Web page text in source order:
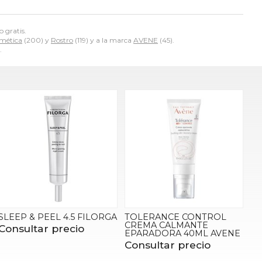
gratis.
(200) y Rostro (119) y a la marca AVENE (45).
& PEEL 4.5 FILORGA
precio
TOLERANCE CONTROL
CREMA CALMANTE
EPARADORA 40ML AVENE
Consultar precio